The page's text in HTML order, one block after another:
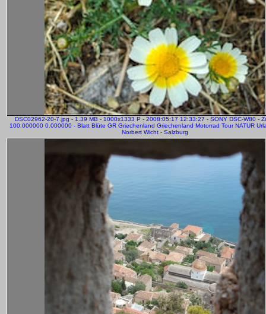
DSC02962-20-7.jpg - 1.39 MB - 1000x1333 P - 2008:05:17 12:33:27 - SONY DSC-W80 -
100.000000 0.000000 - Blatt Blüte GR Griechenland Griechenland Motorrad Tour NATUR
Norbert Wicht - Salzburg